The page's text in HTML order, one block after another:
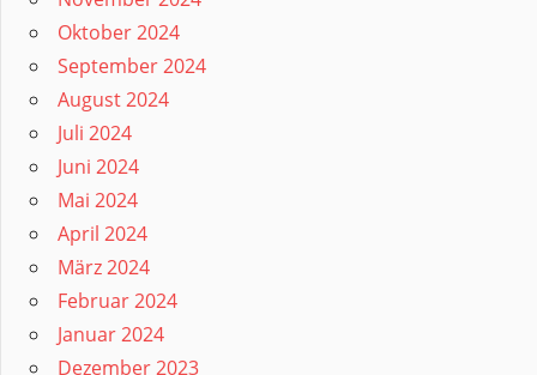
Oktober 2024
September 2024
August 2024
Juli 2024
Juni 2024
Mai 2024
April 2024
März 2024
Februar 2024
Januar 2024
Dezember 2023